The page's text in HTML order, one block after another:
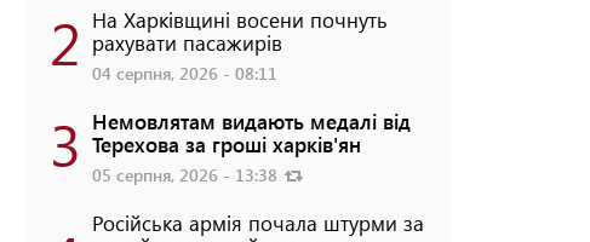
2 На Харківщині восени почнуть
рахувати пасажирів
04 серпня, 2026 - 08:11
3 Немовлятам видають медалі від
Терехова за гроші харків'ян
05 серпня, 2026 - 13:38
Російська армія почала штурми за